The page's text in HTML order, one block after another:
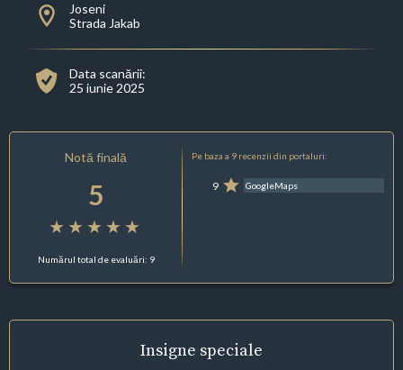
Joseni
Strada Jakab
Data scanării:
25 iunie 2025
Notă finală
5
Numărul total de evaluări: 9
Pe baza a 9 recenzii din portaluri:
9 GoogleMaps
Insigne speciale